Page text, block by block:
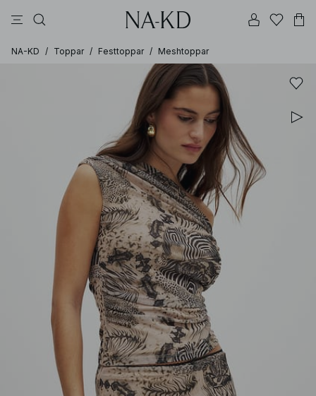
NA-KD / Toppar / Festtoppar / Meshtoppar